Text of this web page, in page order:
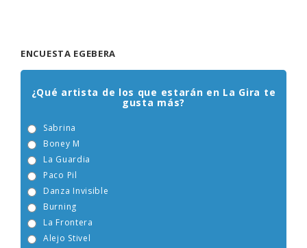
ENCUESTA EGEBERA
¿Qué artista de los que estarán en La Gira te
gusta más?
Sabrina
Boney M
La Guardia
Paco Pil
Danza Invisible
Burning
La Frontera
Alejo Stivel